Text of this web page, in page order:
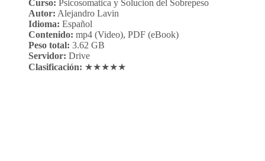
Curso: Psicosomatica y Solucion del Sobrepeso
Autor: Alejandro Lavin
Idioma: Español
Contenido: mp4 (Video), PDF (eBook)
Peso total: 3.62 GB
Servidor: Drive
Clasificación: ★★★★★